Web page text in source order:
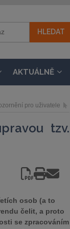
AKTUÁLNĚ
pro uživatele
tzv.
osob (a to
čelit, a proto
se zpracováním